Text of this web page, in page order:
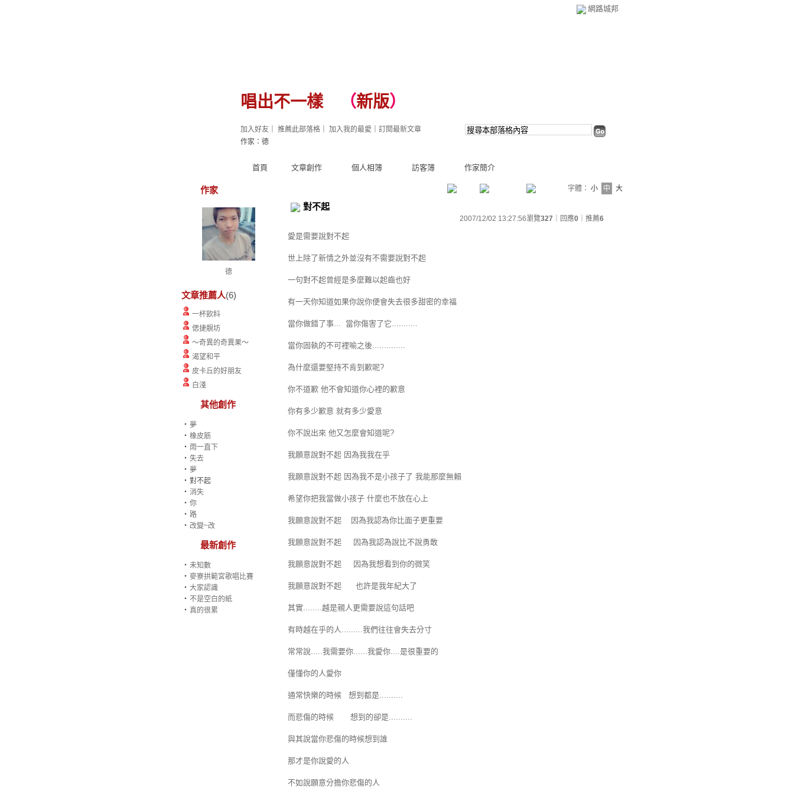
網路城邦
唱出不一樣（新版）
首頁 文章創作 個人相簿 訪客簿 作家簡介
加入好友 推薦此部落格 加入我的最愛
訂閱最新文章
作家：德
作家
德
文章推薦人(6)
一杯飲料
偲捷靚坊
～奇異的奇異果～
渴望和平
皮卡丘的好朋友
白淺
其他創作
‧ 夢
‧ 橡皮筋
‧ 雨一直下
‧ 失去
‧ 夢
‧ 對不起
‧ 消失
‧ 你
‧ 路
‧ 改變~改
最新創作
‧ 未知數
‧ 麥寮拱範宮歌唱比賽
‧ 大家認識
‧ 不是空白的紙
‧ 真的很累
字體： 小 中 大
對不起
2007/12/02 13:27:56瀏覽327 ｜回應0 ｜推薦6
愛是需要說對不起
世上除了新情之外並沒有不需要說對不起
一句對不起曾經是多麼難以起齒也好
有一天你知道如果你說你便會失去很多甜密的幸福
當你做錯了事... 當你傷害了它...........
當你固執的不可裡喻之後..............
為什麼還要堅持不肯到歉呢?
你不道歉 他不會知道你心裡的歉意
你有多少歉意 就有多少愛意
你不說出來 他又怎麼會知道呢?
我願意說對不起 因為我我在乎
我願意說對不起 因為我不是小孩子了 我能那麼無賴
希望你把我當做小孩子 什麼也不放在心上
我願意說對不起 因為我認為你比面子更重要
我願意說對不起 因為我認為說比不說勇敢
我願意說對不起 因為我想看到你的微笑
我願意說對不起 也許是我年紀大了
其實........越是親人更需要說這句話吧
有時越在乎的人.........我們往往會失去分寸
常常說.....我需要你......我愛你....是很重要的
僅懂你的人愛你
通常快樂的時候 想到都是..........
而悲傷的時候 想到的卻是..........
與其說當你悲傷的時候想到誰
那才是你說愛的人
不如說願意分擔你悲傷的人